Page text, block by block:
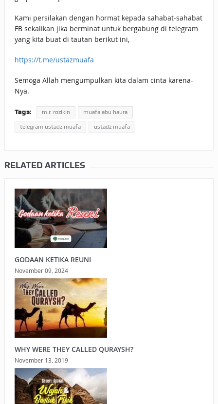
Kami persilakan dengan hormat kepada sahabat-sahabat
FB sekalikan jika berminat untuk bergabung di telegram
yang kita buat di tautan berikut ini,
https://t.me/ustazmuafa
Semoga Allah mengumpulkan kita dalam cinta karena-
Nya.
Tags: m.r. rozikin muafa abu haura
telegram ustadz muafa ustadz muafa
RELATED ARTICLES
GODAAN KETIKA REUNI
November 09, 2024
WHY WERE THEY CALLED QURAYSH?
November 13, 2019